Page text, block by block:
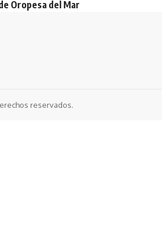
Oropesa del Mar
reservados.